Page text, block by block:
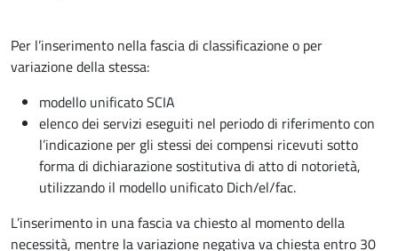
Per l’inserimento nella fascia di classificazione o per
variazione della stessa:
modello unificato SCIA
elenco dei servizi eseguiti nel periodo di riferimento con
l’indicazione per gli stessi dei compensi ricevuti sotto
forma di dichiarazione sostitutiva di atto di notorietà,
utilizzando il modello unificato Dich/el/fac.
L’inserimento in una fascia va chiesto al momento della
necessità, mentre la variazione negativa va chiesta entro 30